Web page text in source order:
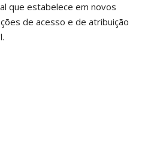
que estabelece em novos
de acesso e de atribuição